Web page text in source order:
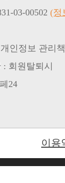
03-00502 (정
정보 관리책
회원탈퇴시
24
이용